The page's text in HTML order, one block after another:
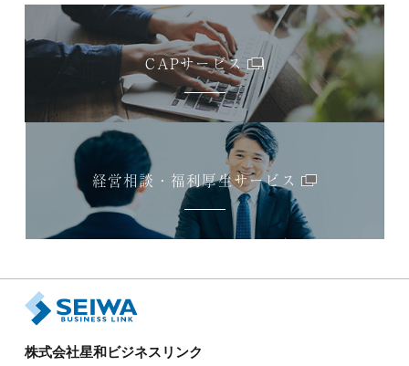
CAPサービス
経営相談・福利厚生サービス
株式会社星和ビジネスリンク